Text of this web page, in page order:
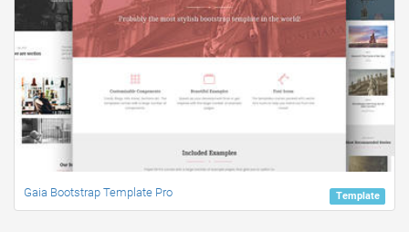
Template
Gaia Bootstrap Template Pro